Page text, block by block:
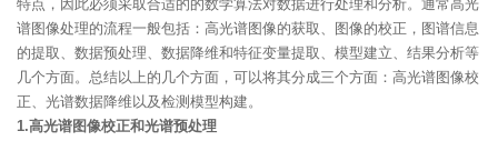
特点，因此必须采取合适的的数学算法对数据进行处理和分析。通常高光
谱图像处理的流程一般包括：高光谱图像的获取、图像的校正，图谱信息
的提取、数据预处理、数据降维和特征变量提取、模型建立、结果分析等
几个方面。总结以上的几个方面，可以将其分成三个方面：高光谱图像校
正、光谱数据降维以及检测模型构建。
1.高光谱图像校正和光谱预处理